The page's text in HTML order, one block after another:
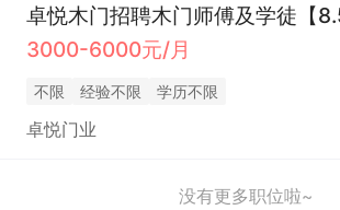
3000-6000元/月
不限 经验不限 学历不限
卓悦门业
没有更多职位啦~